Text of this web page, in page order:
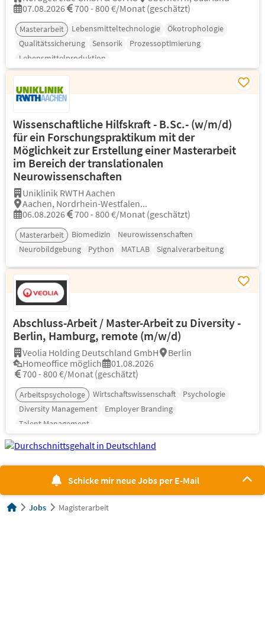
07.08.2026
700 - 800 €/Monat (geschätzt)
Masterarbeit Lebensmitteltechnologie
Ökotrophologie
Qualitätssicherung
Sensorik
Prozessoptimierung
Lebensmittelproduktion
Wissenschaftliche Hilfskraft - B.Sc.- (w/m/d)
für ein Forschungspraktikum mit der
Möglichkeit zur Erstellung einer Masterarbeit
im Bereich der translationalen
Neurowissenschaften
Uniklinik RWTH Aachen
Aachen, Nordrhein-Westfalen...
06.08.2026
700 - 800 €/Monat (geschätzt)
Masterarbeit Biomedizin
Neurowissenschaften
Neurobildgebung
Python MATLAB Signalverarbeitung
Abschluss-Arbeit / Master-Arbeit zu Diversity -
Berlin, Hamburg, remote (m/w/d)
Veolia Holding Deutschland GmbH
Berlin
Homeoffice möglich
01.08.2026
700 - 800 €/Monat (geschätzt)
Arbeitspsychologe Wirtschaftswissenschaft
Psychologie
Diversity Management
Employer Branding
Talent Management
Schicke mir neue Jobs per E-Mail
Jobs Magisterarbeit